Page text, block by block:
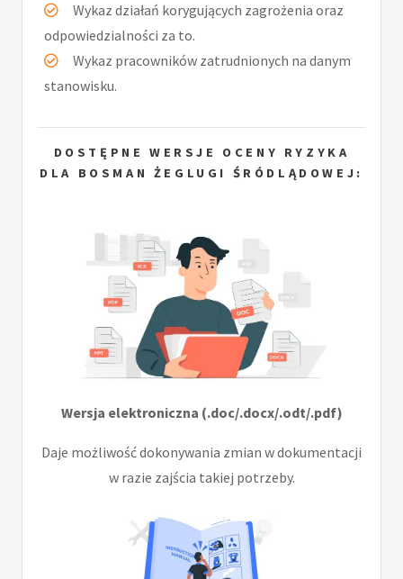
Wykaz działań korygujących zagrożenia oraz
odpowiedzialności za to.
Wykaz pracowników zatrudnionych na danym
stanowisku.
DOSTĘPNE WERSJE OCENY RYZYKA
DLA BOSMAN ŻEGLUGI ŚRÓDLĄDOWEJ:
Wersja elektroniczna (.doc/.docx/.odt/.pdf)
Daje możliwość dokonywania zmian w dokumentacji
w razie zajścia takiej potrzeby.